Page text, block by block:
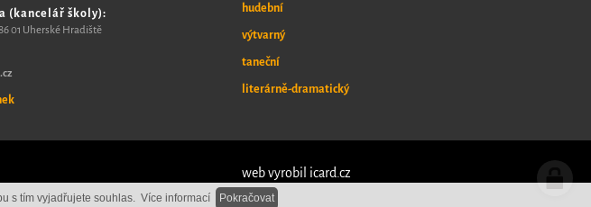
(kancelář školy):
01 Uherské Hradiště
hudební
výtvarný
taneční
literárně-dramatický
web vyrobil icard.cz
s tím vyjadřujete souhlas. Více informací Pokračovat